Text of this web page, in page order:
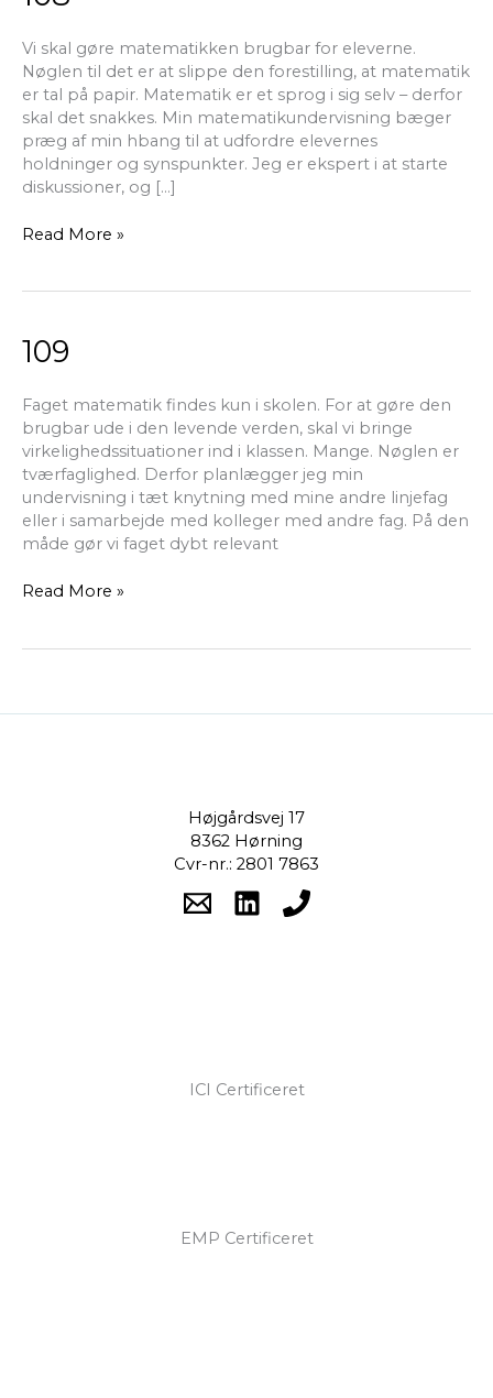
Vi skal gøre matematikken brugbar for eleverne.
Nøglen til det er at slippe den forestilling, at matematik
er tal på papir. Matematik er et sprog i sig selv – derfor
skal det snakkes. Min matematikundervisning bæger
præg af min hbang til at udfordre elevernes
holdninger og synspunkter. Jeg er ekspert i at starte
diskussioner, og […]
Read More »
109
Faget matematik findes kun i skolen. For at gøre den
brugbar ude i den levende verden, skal vi bringe
virkelighedssituationer ind i klassen. Mange. Nøglen er
tværfaglighed. Derfor planlægger jeg min
undervisning i tæt knytning med mine andre linjefag
eller i samarbejde med kolleger med andre fag. På den
måde gør vi faget dybt relevant
109
Read More »
Højgårdsvej 17
8362 Hørning
Cvr-nr.: 2801 7863
ICI Certificeret
EMP Certificeret